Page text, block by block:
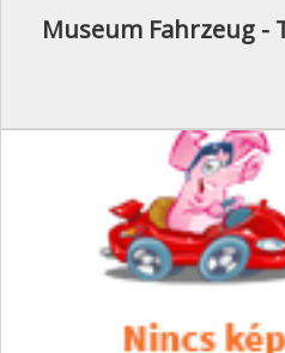
Museum Fahrzeug -